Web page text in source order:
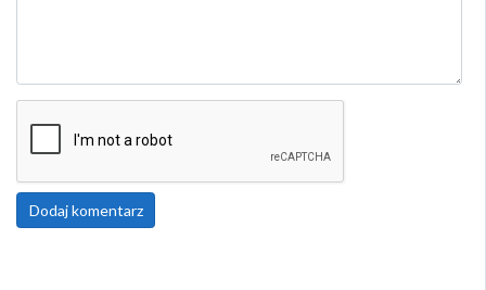
Dodaj komentarz